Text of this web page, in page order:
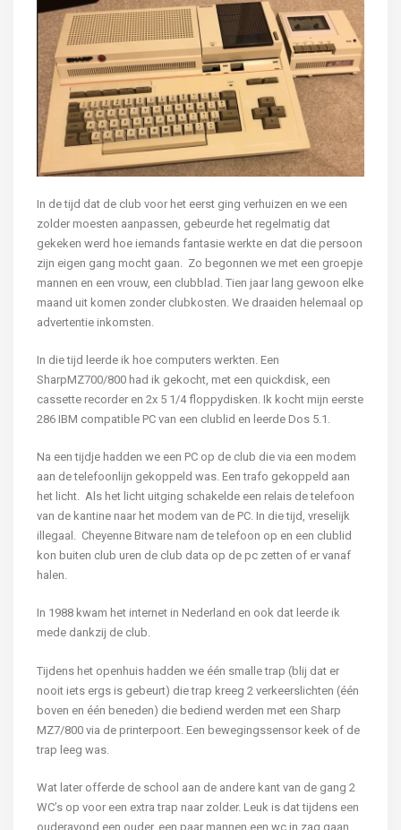
In de tijd dat de club voor het eerst ging verhuizen en we een
zolder moesten aanpassen, gebeurde het regelmatig dat
gekeken werd hoe iemands fantasie werkte en dat die persoon
zijn eigen gang mocht gaan. Zo begonnen we met een groepje
mannen en een vrouw, een clubblad. Tien jaar lang gewoon elke
maand uit komen zonder clubkosten. We draaiden helemaal op
advertentie inkomsten.
In die tijd leerde ik hoe computers werkten. Een
SharpMZ700/800 had ik gekocht, met een quickdisk, een
cassette recorder en 2x 5 1/4 floppydisken. Ik kocht mijn eerste
286 IBM compatible PC van een clublid en leerde Dos 5.1.
Na een tijdje hadden we een PC op de club die via een modem
aan de telefoonlijn gekoppeld was. Een trafo gekoppeld aan
het licht. Als het licht uitging schakelde een relais de telefoon
van de kantine naar het modem van de PC. In die tijd, vreselijk
illegaal. Cheyenne Bitware nam de telefoon op en een clublid
kon buiten club uren de club data op de pc zetten of er vanaf
halen.
In 1988 kwam het internet in Nederland en ook dat leerde ik
mede dankzij de club.
Tijdens het openhuis hadden we één smalle trap (blij dat er
nooit iets ergs is gebeurt) die trap kreeg 2 verkeerslichten (één
boven en één beneden) die bediend werden met een Sharp
MZ7/800 via de printerpoort. Een bewegingssensor keek of de
trap leeg was.
Wat later offerde de school aan de andere kant van de gang 2
WC’s op voor een extra trap naar zolder. Leuk is dat tijdens een
ouderavond een ouder, een paar mannen een wc in zag gaan,